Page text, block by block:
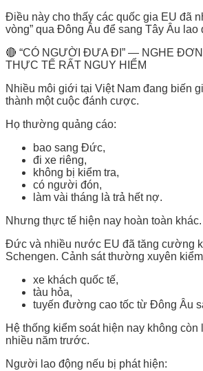
Điều này cho thấy các quốc gia EU đã
vòng” qua Đông Âu để sang Tây Âu lao
🔴 “CÓ NGƯỜI ĐƯA ĐI” — NGHE
THỰC TẾ RẤT NGUY HIỂM
Nhiều môi giới tại Việt Nam đang biến
thành một cuộc đánh cược.
Họ thường quảng cáo:
bao sang Đức,
đi xe riêng,
không bị kiểm tra,
có người đón,
làm vài tháng là trả hết nợ.
Nhưng thực tế hiện nay hoàn toàn khác.
Đức và nhiều nước EU đã tăng cường
Schengen. Cảnh sát thường xuyên
xe khách quốc tế,
tàu hỏa,
tuyến đường cao tốc từ Đông Âu
Hệ thống kiểm soát hiện nay không
nhiều năm trước.
Người lao động nếu bị phát hiện: